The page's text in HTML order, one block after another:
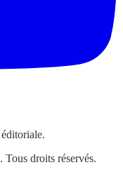
droits réservés.